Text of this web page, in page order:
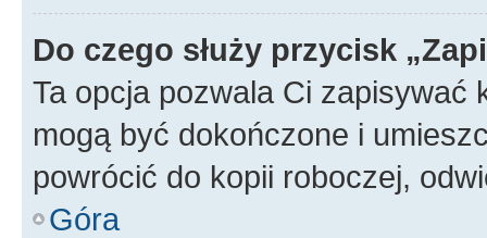
Do czego służy przycisk
Ta opcja pozwala Ci zapisywać
mogą być dokończone i
powrócić do kopii roboczej,
Góra